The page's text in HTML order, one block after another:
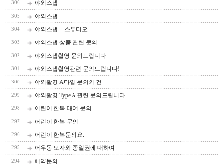
306 야외스냅
305 야외스냅
304 야외스냅 + 스튜디오
303 야외스냅 상품 관련 문의
302 야외스냅촬영 문의드립니다
301 야외스냅촬영관련 문의드립니다!
300 야외촬영 A타입 문의의 건
299 야외촬영 Type A 관련 문의드립니다.
298 어린이 한복 대여 문의
297 어린이 한복 문의
296 어린이 한복문의요.
295 어우동 모자와 종일권에 대하여
294 에약문의